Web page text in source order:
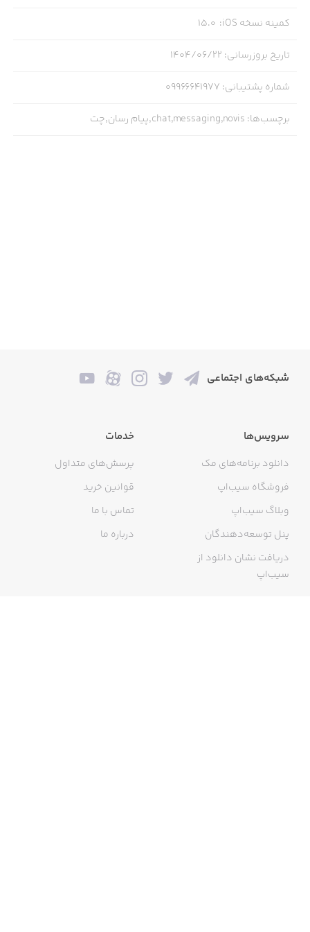
کمینه نسخه iOS :
15.0
تاریخ بروزرسانی: ۱۴۰۴/۰۶/۲۲
شماره پشتیبانی:
09966641977
برچسب‌ها: chat,messaging,novis,پیام رسان,چت
شبکه‌های اجتماعی
سرویس‌ها
دانلود برنامه‌های مک
فروشگاه سیب‌اپ
وبلاگ سیب‌اپ
پنل توسعه‌دهندگان
دریافت نشان دانلود از
سیب‌اپ
خدمات
پرسش‌های متداول
قوانین خرید
تماس با ما
درباره ما